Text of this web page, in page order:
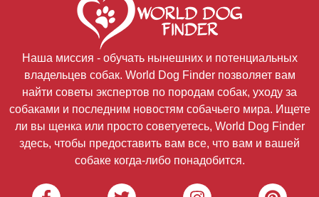
Наша миссия - обучать нынешних и потенциальных
владельцев собак. World Dog Finder позволяет вам
найти советы экспертов по породам собак, уходу за
собаками и последним новостям собачьего мира. Ищете
ли вы щенка или просто советуетесь, World Dog Finder
здесь, чтобы предоставить вам все, что вам и вашей
собаке когда-либо понадобится.